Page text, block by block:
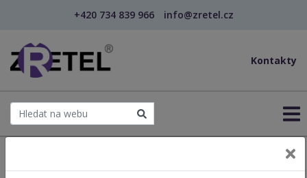
+420 734 839 966 info@zretel.cz
Kontakty